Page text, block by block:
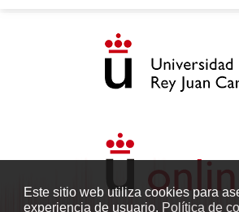
Este sitio web utiliza cookies para
experiencia de usuario. Política de